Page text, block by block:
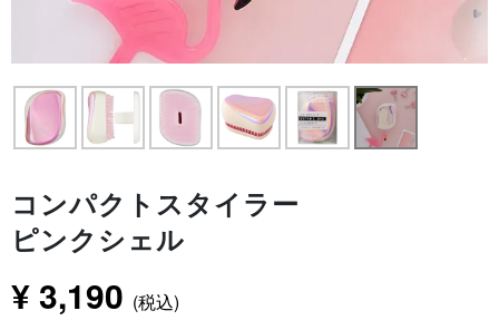
コンパクトスタイラー
ピンクシェル
¥ 3,190 (税込)